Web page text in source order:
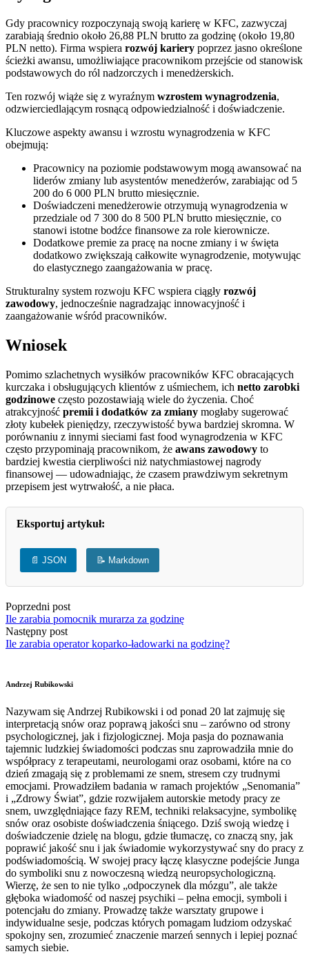
Gdy pracownicy rozpoczynają swoją karierę w KFC, zazwyczaj
zarabiają średnio około 26,88 PLN brutto za godzinę (około 19,80
PLN netto). Firma wspiera rozwój kariery poprzez jasno określone
ścieżki awansu, umożliwiające pracownikom przejście od stanowisk
podstawowych do ról nadzorczych i menedżerskich.
Ten rozwój wiąże się z wyraźnym wzrostem wynagrodzenia,
odzwierciedlającym rosnącą odpowiedzialność i doświadczenie.
Kluczowe aspekty awansu i wzrostu wynagrodzenia w KFC
obejmują:
Pracownicy na poziomie podstawowym mogą awansować na
liderów zmiany lub asystentów menedżerów, zarabiając od 5
200 do 6 000 PLN brutto miesięcznie.
Doświadczeni menedżerowie otrzymują wynagrodzenia w
przedziale od 7 300 do 8 500 PLN brutto miesięcznie, co
stanowi istotne bodźce finansowe za role kierownicze.
Dodatkowe premie za pracę na nocne zmiany i w święta
dodatkowo zwiększają całkowite wynagrodzenie, motywując
do elastycznego zaangażowania w pracę.
Strukturalny system rozwoju KFC wspiera ciągły rozwój
zawodowy, jednocześnie nagradzając innowacyjność i
zaangażowanie wśród pracowników.
Wniosek
Pomimo szlachetnych wysiłków pracowników KFC obracających
kurczaka i obsługujących klientów z uśmiechem, ich netto zarobki
godzinowe często pozostawiają wiele do życzenia. Choć
atrakcyjność premii i dodatków za zmiany mogłaby sugerować
złoty kubełek pieniędzy, rzeczywistość bywa bardziej skromna. W
porównaniu z innymi sieciami fast food wynagrodzenia w KFC
często przypominają pracownikom, że awans zawodowy to
bardziej kwestia cierpliwości niż natychmiastowej nagrody
finansowej — udowadniając, że czasem prawdziwym sekretnym
przepisem jest wytrwałość, a nie płaca.
Eksportuj artykuł:
📄 JSON 📝 Markdown
Poprzedni post
Ile zarabia pomocnik murarza za godzinę
Następny post
Ile zarabia operator koparko-ładowarki na godzinę?
Andrzej Rubikowski
Nazywam się Andrzej Rubikowski i od ponad 20 lat zajmuję się
interpretacją snów oraz poprawą jakości snu – zarówno od strony
psychologicznej, jak i fizjologicznej. Moja pasja do poznawania
tajemnic ludzkiej świadomości podczas snu zaprowadziła mnie do
współpracy z terapeutami, neurologami oraz osobami, które na co
dzień zmagają się z problemami ze snem, stresem czy trudnymi
emocjami. Prowadziłem badania w ramach projektów „Senomania”
i „Zdrowy Świat”, gdzie rozwijałem autorskie metody pracy ze
snem, uwzględniające fazy REM, techniki relaksacyjne, symbolikę
snów oraz osobiste doświadczenia śniącego. Dziś swoją wiedzę i
doświadczenie dzielę na blogu, gdzie tłumaczę, co znaczą sny, jak
poprawić jakość snu i jak świadomie wykorzystywać sny do pracy z
podświadomością. W swojej pracy łączę klasyczne podejście Junga
do symboliki snu z nowoczesną wiedzą neuropsychologiczną.
Wierzę, że sen to nie tylko „odpoczynek dla mózgu”, ale także
głęboka wiadomość od naszej psychiki – pełna emocji, symboli i
potencjału do zmiany. Prowadzę także warsztaty grupowe i
indywidualne sesje, podczas których pomagam ludziom odzyskać
spokojny sen, zrozumieć znaczenie marzeń sennych i lepiej poznać
samych siebie.